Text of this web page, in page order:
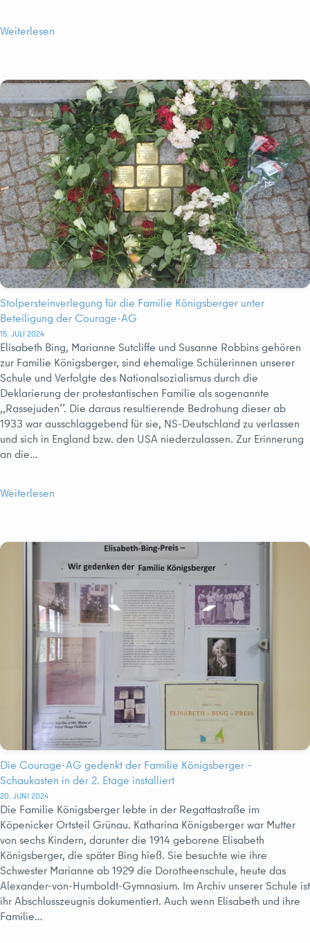
Weiterlesen
Stolpersteinverlegung für die Familie Königsberger unter
Beteiligung der Courage-AG
15. JULI 2024
Elisabeth Bing, Marianne Sutcliffe und Susanne Robbins gehören
zur Familie Königsberger, sind ehemalige Schülerinnen unserer
Schule und Verfolgte des Nationalsozialismus durch die
Deklarierung der protestantischen Familie als sogenannte
,,Rassejuden’’. Die daraus resultierende Bedrohung dieser ab
1933 war ausschlaggebend für sie, NS-Deutschland zu verlassen
und sich in England bzw. den USA niederzulassen. Zur Erinnerung
an die…
Weiterlesen
Die Courage-AG gedenkt der Familie Königsberger –
Schaukasten in der 2. Etage installiert
20. JUNI 2024
Die Familie Königsberger lebte in der Regattastraße im
Köpenicker Ortsteil Grünau. Katharina Königsberger war Mutter
von sechs Kindern, darunter die 1914 geborene Elisabeth
Königsberger, die später Bing hieß. Sie besuchte wie ihre
Schwester Marianne ab 1929 die Dorotheenschule, heute das
Alexander-von-Humboldt-Gymnasium. Im Archiv unserer Schule ist
ihr Abschlusszeugnis dokumentiert. Auch wenn Elisabeth und ihre
Familie…